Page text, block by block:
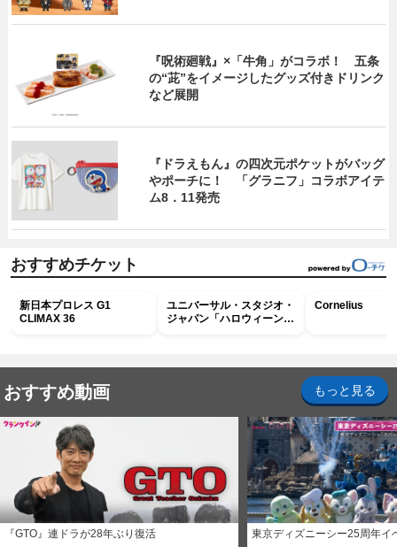
『呪術廻戦』×「牛角」がコラボ！ 五条
の“茈”をイメージしたグッズ付きドリンク
など展開
『ドラえもん』の四次元ポケットがバッグ
やポーチに！ 「グラニフ」コラボアイテ
ム8．11発売
おすすめチケット
新日本プロレス G1
CLIMAX 36
ユニバーサル・スタジオ・
ジャパン「ハロウィーン・
Cornelius
おすすめ動画 もっと見る
『GTO』連ドラが28年ぶり復活 東京ディズニーシー25周年イ